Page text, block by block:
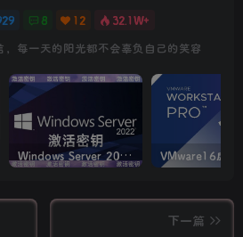
8 12
32.1W+
，每一天的阳光都不会辜负自己的笑容
Windows Server 2022激活密钥 2024 5月更新
下一篇